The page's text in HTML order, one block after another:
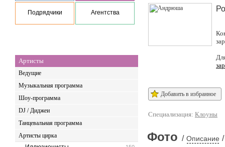
Подрядчики Агентства
Артисты
Ведущие
Музыкальная программа
Шоу-программа
DJ / Диджеи
Танцевальная программа
Артисты цирка
Добавить в избранное
Специализация: Клоуны
Фото / Описание /